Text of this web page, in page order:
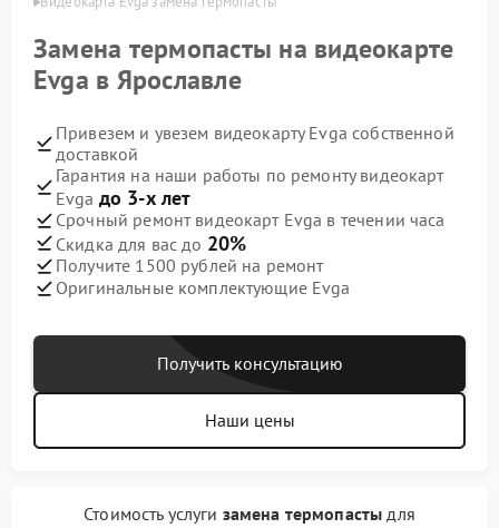
Замена термопасты на видеокарте
Evga в Ярославле
Привезем и увезем видеокарту Evga собственной
доставкой
Гарантия на наши работы по ремонту видеокарт
Evga до 3-х лет
Срочный ремонт видеокарт Evga в течении часа
Скидка для вас до 20%
Получите 1500 рублей на ремонт
Оригинальные комплектующие Evga
Получить консультацию
Наши цены
Стоимость услуги замена термопасты для